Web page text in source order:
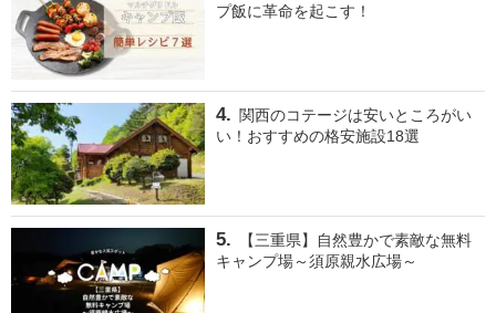
プ飯に革命を起こす！
関西のコテージは安いところがい
い！おすすめの格安施設18選
【三重県】自然豊かで素敵な無料
キャンプ場～須原親水広場～